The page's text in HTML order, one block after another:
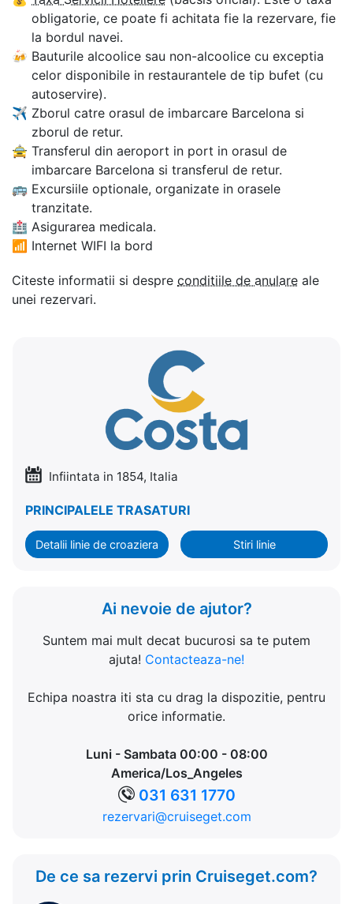
obligatorie, ce poate fi achitata fie la rezervare, fie
la bordul navei.
🍻 Bauturile alcoolice sau non-alcoolice cu exceptia
celor disponibile in restaurantele de tip bufet (cu
autoservire).
✈ Zborul catre orasul de imbarcare Barcelona si
zborul de retur.
🚖 Transferul din aeroport in port in orasul de
imbarcare Barcelona si transferul de retur.
🚌 Excursiile optionale, organizate in orasele
tranzitate.
🏥 Asigurarea medicala.
📶 Internet WIFI la bord
Citeste informatii si despre conditiile de anulare ale
unei rezervari.
Infiintata in 1854, Italia
PRINCIPALELE TRASATURI
Detalii linie de croaziera Stiri linie
Ai nevoie de ajutor?
Suntem mai mult decat bucurosi sa te putem
ajuta! Contacteaza-ne!
Echipa noastra iti sta cu drag la dispozitie, pentru
orice informatie.
Luni - Sambata 00:00 - 08:00
America/Los_Angeles
031 631 1770
rezervari@cruiseget.com
De ce sa rezervi prin Cruiseget.com?